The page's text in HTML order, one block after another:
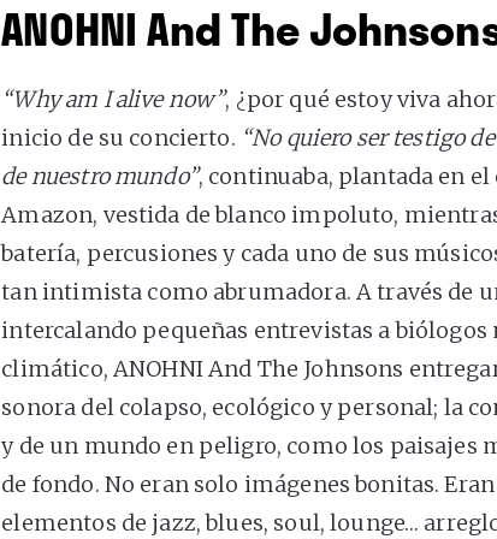
ANOHNI And The
“Why am I alive now”, ¿por qué estoy viva
inicio de su concierto. “No quiero ser testigo
de nuestro mundo”, continuaba, plantada en
Amazon, vestida de blanco impoluto,
batería, percusiones y cada uno de sus
tan intimista como abrumadora. A través de
intercalando pequeñas entrevistas a biólogos
climático, ANOHNI And The Johnsons
sonora del colapso, ecológico y personal; la
y de un mundo en peligro, como los paisajes
de fondo. No eran solo imágenes bonitas.
elementos de jazz, blues, soul, lounge…